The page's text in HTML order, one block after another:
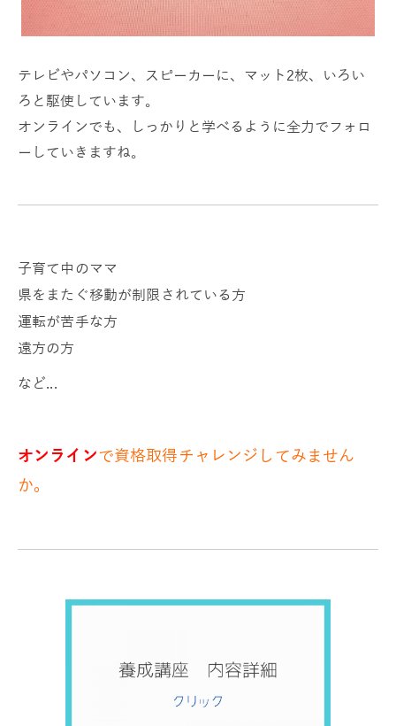
テレビやパソコン、スピーカーに、マット2枚、いろい
ろと駆使しています。
オンラインでも、しっかりと学べるように全力でフォロ
ーしていきますね。
子育て中のママ
県をまたぐ移動が制限されている方
運転が苦手な方
遠方の方
など...
オンラインで資格取得チャレンジしてみません
か。